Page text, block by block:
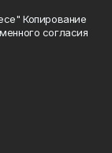
Копирование
согласия